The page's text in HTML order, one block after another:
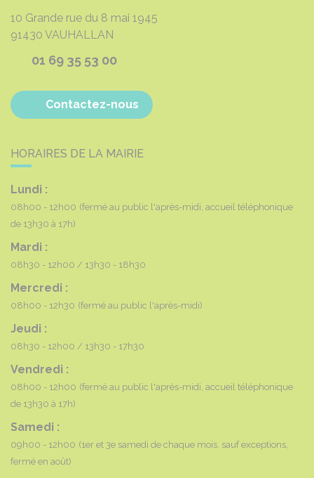
10 Grande rue du 8 mai 1945
91430 VAUHALLAN
01 69 35 53 00
Contactez-nous
HORAIRES DE LA MAIRIE
Lundi :
08h00 - 12h00 (fermé au public l'après-midi, accueil téléphonique
de 13h30 à 17h)
Mardi :
08h30 - 12h00 13h30 - 18h30
Mercredi :
08h00 - 12h30 (fermé au public l'après-midi)
Jeudi :
08h30 - 12h00 13h30 - 17h30
Vendredi :
08h00 - 12h00 (fermé au public l'après-midi, accueil téléphonique
de 13h30 à 17h)
Samedi :
09h00 - 12h00 (1er et 3e samedi de chaque mois, sauf exceptions,
fermé en août)